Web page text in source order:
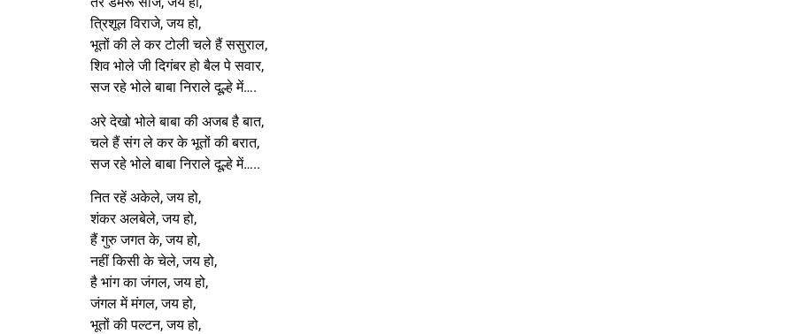
त्रिशूल विराजे, जय हो,
भूतों की ले कर टोली चले हैं ससुराल,
शिव भोले जी दिगंबर हो बैल पे सवार,
सज रहे भोले बाबा निराले दूल्हे में….
अरे देखो भोले बाबा की अजब है बात,
चले हैं संग ले कर के भूतों की बरात,
सज रहे भोले बाबा निराले दूल्हे में…..
नित रहें अकेले, जय हो,
शंकर अलबेले, जय हो,
हैं गुरु जगत के, जय हो,
नहीं किसी के चेले, जय हो,
है भांग का जंगल, जय हो,
जंगल में मंगल, जय हो,
भूतों की पल्टन, जय हो,